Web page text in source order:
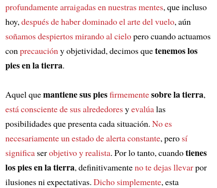
profundamente arraigadas en nuestras mentes, que incluso
hoy, después de haber dominado el arte del vuelo, aún
soñamos despiertos mirando al cielopero cuando actuamos
con precaución y objetividad, decimos quetenemos los
pies en la tierra.
Aquel quemantiene sus piesfirmementesobre la tierra,
está consciente de sus alrededoresyevalúalas
posibilidades que presenta cada situación. No es
necesariamente un estado de alerta constante, pero sí
significaserobjetivo y realista. Por lo tanto, cuandotienes
los pies en la tierra, definitivamenteno te dejas llevarpor
ilusiones ni expectativas. Dicho simplemente, esta